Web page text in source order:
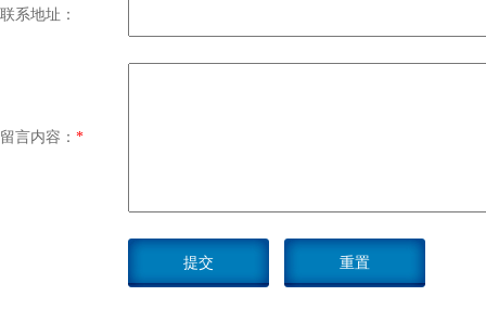
联系地址：
留言内容： *